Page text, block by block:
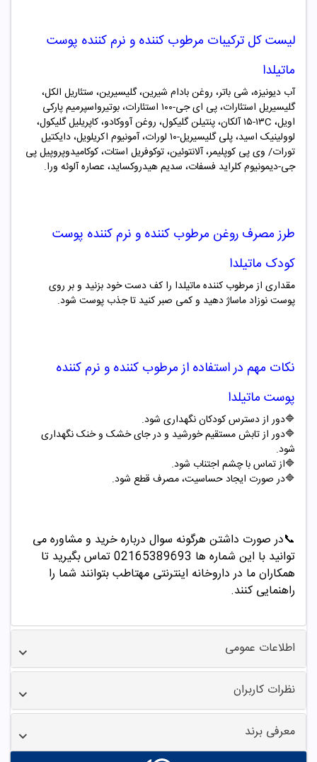
لیست کل ترکیبات مرطوب کننده و نرم کننده پوست
ماتیلدا
آب دیونیزه، شی باتر، روغن بادام شیرین، گلیسیرین، ستئاریل الکل،
گلیسیریل استئارات، پی ای جی-۱۰۰ استئارات، بوتیرواسپرمیم پارکی
اویل، C
۱۳-۱۵ آلکان، پنتیلن گلیکول، روغن آووکادو، کاپریلیل گلیکول،
لوولینیک اسید، پلی گلیسیریل-۱۰ لورات، آمونیوم اکریلویل، دایکتیل
تورات/ وی پی کوپلیمر، آلانتوئین، توکوفریل استات، کوکامیدوپروپیل پی
جی-دیمونیوم کلراید فسفات، سدیم هیدروکساید، عصاره آلوئه ورا.
طرز مصرف روغن مرطوب کننده و نرم کننده پوست
کودک ماتیلدا
مقداری از مرطوب کننده ماتیلدا را کف دست خود بزنید و بر روی
پوست نوزاد ماساژ دهید و کمی صبر کنید تا جذب پوست شود.
نکات مهم در استفاده از مرطوب کننده و نرم کننده
پوست ماتیلدا
🔷دور از دسترس کودکان نگهداری شود.
🔷دور از تابش مستقیم خورشید و در جای خشک و خنک نگهداری
شود.
🔷از تماس با چشم اجتناب شود.
🔷در صورت ایجاد حساسیت، مصرف قطع شود.
📞در صورت داشتن هرگونه سوال درباره خرید و مشاوره می
توانید با این شماره ها 02165389693
تماس بگیرید تا
همکاران ما در داروخانه اینترنتی مهتاطب بتوانند شما را
راهنمایی کنند.
اطلاعات عمومی
نظرات کاربران
معرفی برند